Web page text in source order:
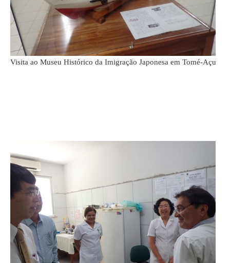
Visita ao Museu Histórico da Imigração Japonesa em Tomé-Açu